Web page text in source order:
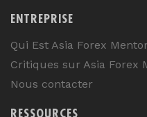
ENTREPRISE
Qui Est Asia Forex
Critiques sur Asia Forex
Nous contacter
RESSOURCES